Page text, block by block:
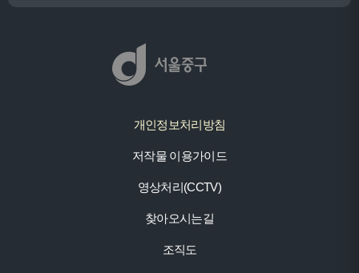
개인정보처리방침
저작물 이용가이드
영상처리(CCTV)
찾아오시는길
조직도